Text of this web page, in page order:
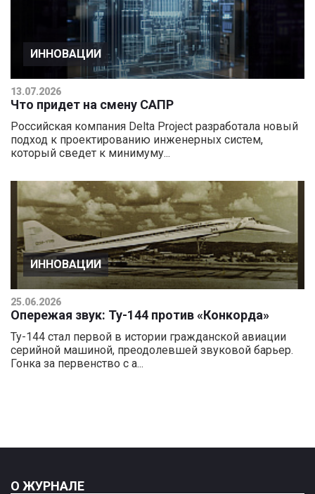
ИННОВАЦИИ
13.07.2026
Что придет на смену САПР
Российская компания Delta Project разработала новый
подход к проектированию инженерных систем,
который сведет к минимуму...
ИННОВАЦИИ
25.06.2026
Опережая звук: Ту-144 против «Конкорда»
Ту-144 стал первой в истории гражданской авиации
серийной машиной, преодолевшей звуковой барьер.
Гонка за первенство с а...
О ЖУРНАЛЕ